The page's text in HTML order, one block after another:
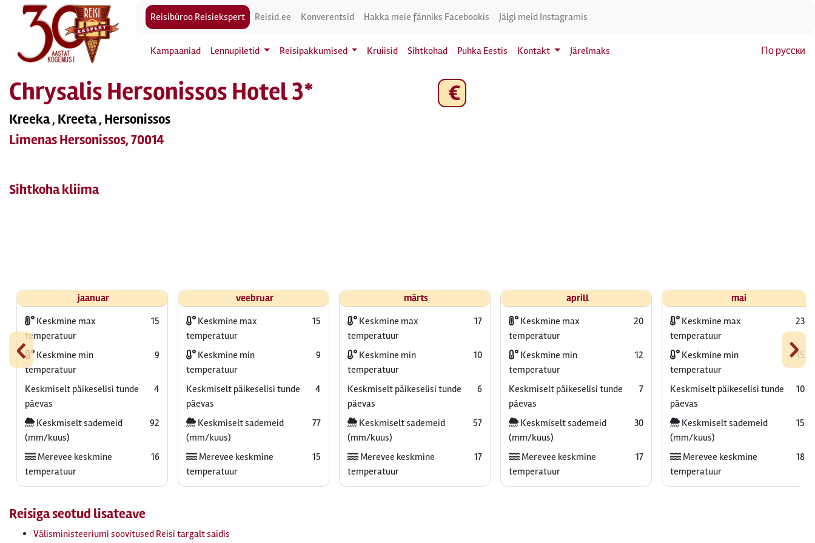
Reisibüroo Reisiekspert Reisid.ee Konverentsid Hakka meie fänniks Facebookis Jälgi meid Instagramis
Kampaaniad Lennupiletid Reisipakkumised Kruiisid Sihtkohad Puhka Eestis Kontakt Järelmaks По русски
Chrysalis Hersonissos Hotel 3*
Kreeka , Kreeta , Hersonissos
Limenas Hersonissos, 70014
€
Sihtkoha kliima
‹ ›
jaanuar
Keskmine max
temperatuur
15
Keskmine min
temperatuur
9
Keskmiselt päikeselisi tunde
päevas
4
Keskmiselt sademeid
(mm/kuus)
92
Merevee keskmine
temperatuur
16
veebruar
Keskmine max
temperatuur
15
Keskmine min
temperatuur
9
Keskmiselt päikeselisi tunde
päevas
4
Keskmiselt sademeid
(mm/kuus)
77
Merevee keskmine
temperatuur
15
märts
Keskmine max
temperatuur
17
Keskmine min
temperatuur
10
Keskmiselt päikeselisi tunde
päevas
6
Keskmiselt sademeid
(mm/kuus)
57
Merevee keskmine
temperatuur
17
aprill
Keskmine max
temperatuur
20
Keskmine min
temperatuur
12
Keskmiselt päikeselisi tunde
päevas
7
Keskmiselt sademeid
(mm/kuus)
30
Merevee keskmine
temperatuur
17
mai
Keskmine max
temperatuur
23
Keskmine min
temperatuur
15
Keskmiselt päikeselisi tunde
päevas
10
Keskmiselt sademeid
(mm/kuus)
15
Merevee keskmine
temperatuur
18
Reisiga seotud lisateave
Välisministeeriumi soovitused Reisi targalt saidis